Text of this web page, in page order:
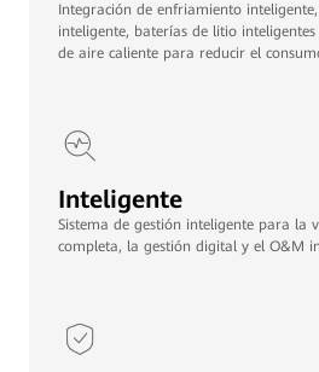
Integración de enfriamiento
inteligente, baterías de litio
de aire caliente para reducir el
Inteligente
Sistema de gestión inteligente para la
completa, la gestión digital y el O&M